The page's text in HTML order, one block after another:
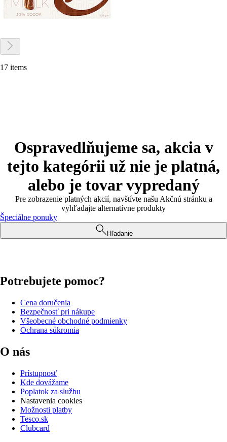
17 items
Ospravedlňujeme sa, akcia v
tejto kategórii už nie je platná,
alebo je tovar vypredaný
Pre zobrazenie platných akcií, navštívte našu Akčnú stránku a
vyhľadajte alternatívne produkty
Špeciálne ponuky
Hľadanie
Potrebujete pomoc?
Cena doručenia
Bezpečnosť pri nákupe
Všeobecné obchodné podmienky
Ochrana súkromia
O nás
Prístupnosť
Kde dovážame
Poplatok za službu
Nastavenia cookies
Možnosti platby
Tesco.sk
Clubcard